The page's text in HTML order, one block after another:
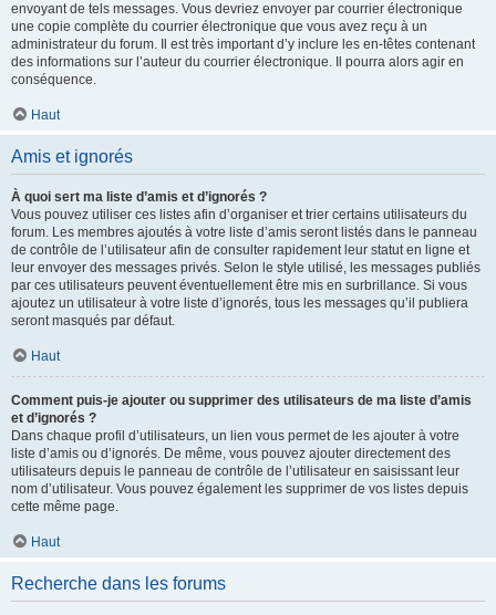
envoyant de tels messages. Vous devriez envoyer par courrier électronique
une copie complète du courrier électronique que vous avez reçu à un
administrateur du forum. Il est très important d’y inclure les en-têtes contenant
des informations sur l’auteur du courrier électronique. Il pourra alors agir en
conséquence.
Haut
Amis et ignorés
À quoi sert ma liste d’amis et d’ignorés ?
Vous pouvez utiliser ces listes afin d’organiser et trier certains utilisateurs du
forum. Les membres ajoutés à votre liste d’amis seront listés dans le panneau
de contrôle de l’utilisateur afin de consulter rapidement leur statut en ligne et
leur envoyer des messages privés. Selon le style utilisé, les messages publiés
par ces utilisateurs peuvent éventuellement être mis en surbrillance. Si vous
ajoutez un utilisateur à votre liste d’ignorés, tous les messages qu’il publiera
seront masqués par défaut.
Haut
Comment puis-je ajouter ou supprimer des utilisateurs de ma liste d’amis
et d’ignorés ?
Dans chaque profil d’utilisateurs, un lien vous permet de les ajouter à votre
liste d’amis ou d’ignorés. De même, vous pouvez ajouter directement des
utilisateurs depuis le panneau de contrôle de l’utilisateur en saisissant leur
nom d’utilisateur. Vous pouvez également les supprimer de vos listes depuis
cette même page.
Haut
Recherche dans les forums